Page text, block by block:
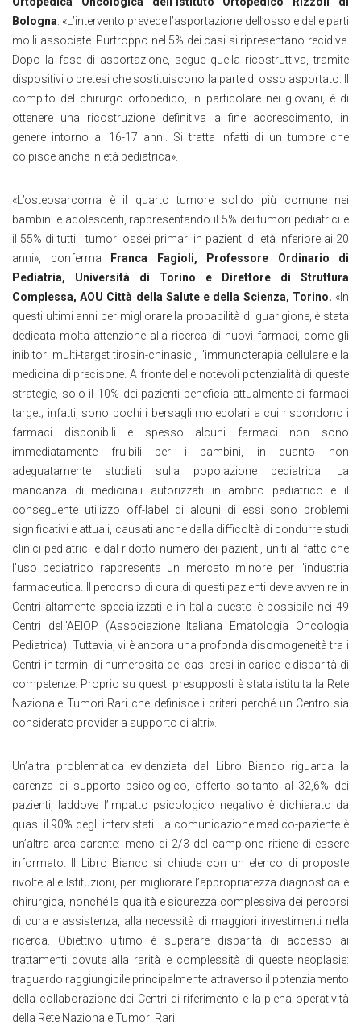
Bologna . «L’intervento prevede l’asportazione dell’osso e delle parti
molli associate. Purtroppo nel 5% dei casi si ripresentano recidive.
Dopo la fase di asportazione, segue quella ricostruttiva, tramite
dispositivi o pretesi che sostituiscono la parte di osso asportato. Il
compito del chirurgo ortopedico, in particolare nei giovani, è di
ottenere una ricostruzione definitiva a fine accrescimento, in
genere intorno ai 16-17 anni. Si tratta infatti di un tumore che
colpisce anche in età pediatrica».
«L’osteosarcoma è il quarto tumore solido più comune nei
bambini e adolescenti, rappresentando il 5% dei tumori pediatrici e
il 55% di tutti i tumori ossei primari in pazienti di età inferiore ai 20
anni», conferma
Franca Fagioli,
Professore Ordinario di
Pediatria, Università di Torino e Direttore di Struttura
Complessa, AOU Città della Salute e della Scienza, Torino. «In
questi ultimi anni per migliorare la probabilità di guarigione, è stata
dedicata molta attenzione alla ricerca di nuovi farmaci, come gli
inibitori multi-target tirosin-chinasici, l’immunoterapia cellulare e la
medicina di precisone. A fronte delle notevoli potenzialità di queste
strategie, solo il 10% dei pazienti beneficia attualmente di farmaci
target; infatti, sono pochi i bersagli molecolari a cui rispondono i
farmaci disponibili e spesso alcuni farmaci non sono
immediatamente fruibili per i bambini, in quanto non
adeguatamente studiati sulla popolazione pediatrica. La
mancanza di medicinali autorizzati in ambito pediatrico e il
conseguente utilizzo off-label di alcuni di essi sono problemi
significativi e attuali, causati anche dalla difficoltà di condurre studi
clinici pediatrici e dal ridotto numero dei pazienti, uniti al fatto che
l’uso pediatrico rappresenta un mercato minore per l’industria
farmaceutica. Il percorso di cura di questi pazienti deve avvenire in
Centri altamente specializzati e in Italia questo è possibile nei 49
Centri dell’AEIOP (Associazione Italiana Ematologia Oncologia
Pediatrica). Tuttavia, vi è ancora una profonda disomogeneità tra i
Centri in termini di numerosità dei casi presi in carico e disparità di
competenze. Proprio su questi presupposti è stata istituita la Rete
Nazionale Tumori Rari che definisce i criteri perché un Centro sia
considerato provider a supporto di altri».
Un’altra problematica evidenziata dal Libro Bianco riguarda la
carenza di supporto psicologico, offerto soltanto al 32,6% dei
pazienti, laddove l’impatto psicologico negativo è dichiarato da
quasi il 90% degli intervistati. La comunicazione medico-paziente è
un’altra area carente: meno di 2/3 del campione ritiene di essere
informato. Il Libro Bianco si chiude con un elenco di proposte
rivolte alle Istituzioni, per migliorare l’appropriatezza diagnostica e
chirurgica, nonché la qualità e sicurezza complessiva dei percorsi
di cura e assistenza, alla necessità di maggiori investimenti nella
ricerca. Obiettivo ultimo è superare disparità di accesso ai
trattamenti dovute alla rarità e complessità di queste neoplasie:
traguardo raggiungibile principalmente attraverso il potenziamento
della collaborazione dei Centri di riferimento e la piena operatività
della Rete Nazionale Tumori Rari.